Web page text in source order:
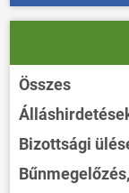
Összes
Bizottsági